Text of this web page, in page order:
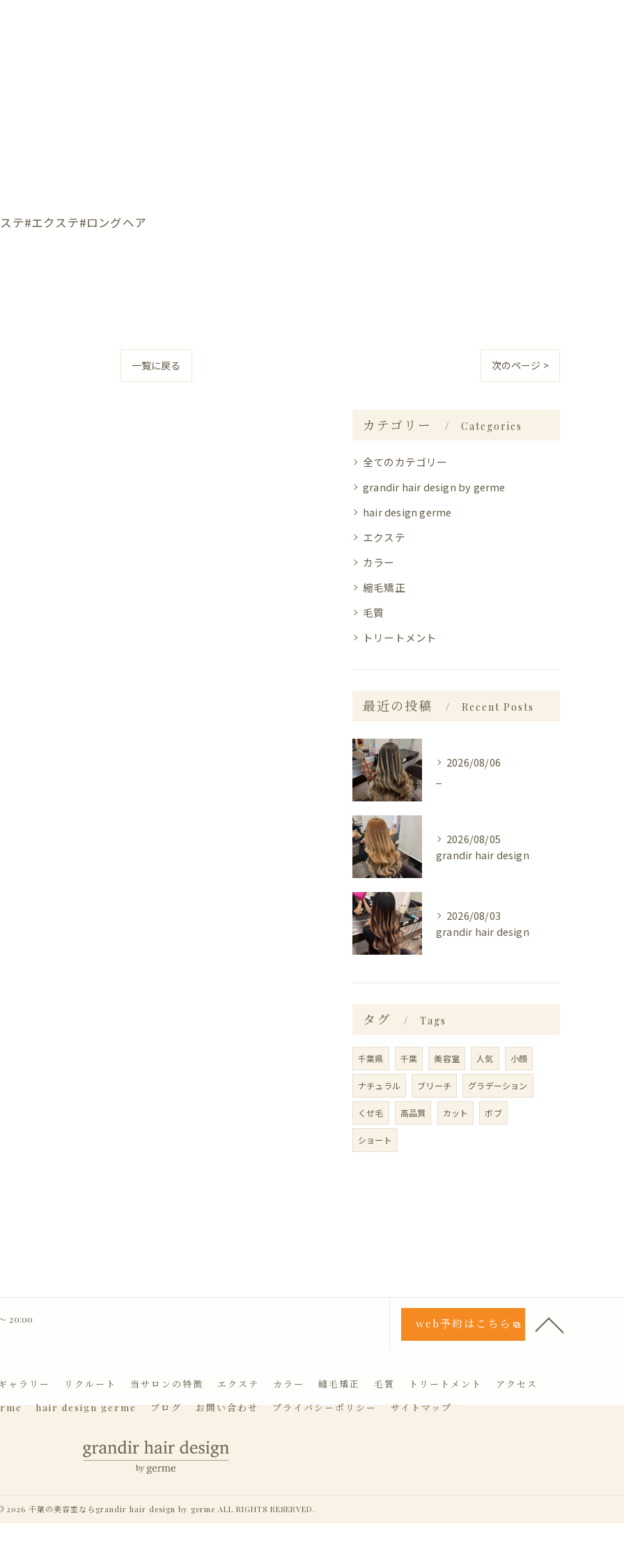
テ#エクステ#ロングヘア
一覧に戻る 次のページ >
カテゴリー Categories
全てのカテゴリー
grandir hair design by germe
hair design germe
エクステ
カラー
縮毛矯正
毛質
トリートメント
最近の投稿 Recent Posts
2026/08/06
2026/08/05
grandir hair design
2026/08/03
grandir hair design
タグ Tags
千葉県 千葉 美容室 人気 小顔
ナチュラル ブリーチ グラデーション
くせ毛 高品質 カット ボブ
ショート
20:00
web予約はこちら
ャラリー リクルート 当サロンの特徴 エクステ カラー 縮毛矯正 毛質 トリートメント
アクセス
hair design germe ブログ お問い合わせ プライバシーポリシー サイトマップ
2026 千葉の美容室ならgrandir hair design by germe ALL RIGHTS RESERVED.